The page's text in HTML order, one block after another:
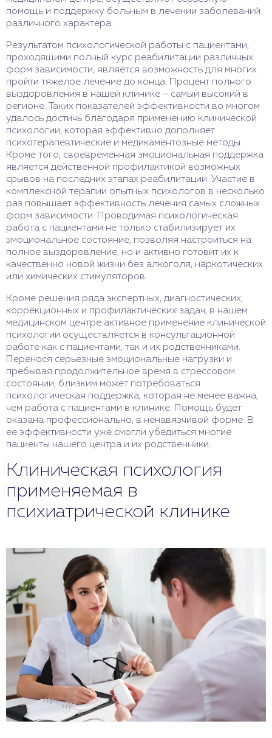
помощь и поддержку больным в лечении заболеваний
различного характера.
Результатом психологической работы с пациентами,
проходящими полный курс реабилитации различных
форм зависимости, является возможность для многих
пройти тяжелое лечение до конца. Процент полного
выздоровления в нашей клинике – самый высокий в
регионе. Таких показателей эффективности во многом
удалось достичь благодаря применению клинической
психологии, которая эффективно дополняет
психотерапевтические и медикаментозные методы.
Кроме того, своевременная эмоциональная поддержка
является действенной профилактикой возможных
срывов на последних этапах реабилитации. Участие в
комплексной терапии опытных психологов в несколько
раз повышает эффективность лечения самых сложных
форм зависимости. Проводимая психологическая
работа с пациентами не только стабилизирует их
эмоциональное состояние, позволяя настроиться на
полное выздоровление, но и активно готовит их к
качественно новой жизни без алкоголя, наркотических
или химических стимуляторов.
Кроме решения ряда экспертных, диагностических,
коррекционных и профилактических задач, в нашем
медицинском центре активное применение клинической
психологии осуществляется в консультационной
работе как с пациентами, так и их родственниками.
Перенося серьезные эмоциональные нагрузки и
пребывая продолжительное время в стрессовом
состоянии, близким может потребоваться
психологическая поддержка, которая не менее важна,
чем работа с пациентами в клинике. Помощь будет
оказана профессионально, в ненавязчивой форме. В
ее эффективности уже смогли убедиться многие
пациенты нашего центра и их родственники.
Клиническая психология
применяемая в
психиатрической клинике